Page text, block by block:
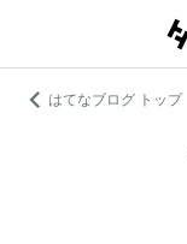
はてなブログ トップ